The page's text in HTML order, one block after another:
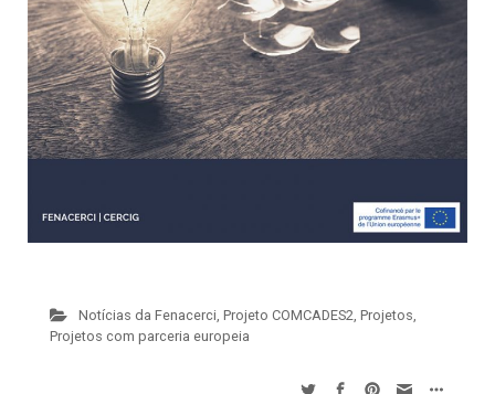
Notícias da Fenacerci Projeto COMCADES2 Projetos
Projetos com parceria europeia